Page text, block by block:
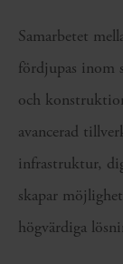
Samarbetet
fördjupas inom
och
avancerad
infrastruktur,
skapar
högvärdiga